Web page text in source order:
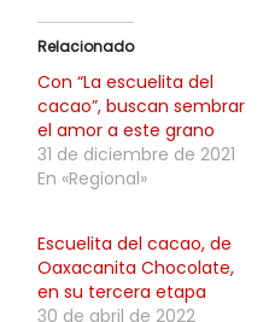
Relacionado
Con “La escuelita del
cacao”, buscan sembrar
el amor a este grano
31 de diciembre de 2021
En «Regional»
Escuelita del cacao, de
Oaxacanita Chocolate,
en su tercera etapa
30 de abril de 2022